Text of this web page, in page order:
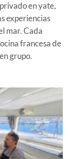
en yate,
experiencias
mar. Cada
francesa de
grupo.